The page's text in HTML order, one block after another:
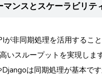
マンスとスケーラビリテ
が非同期処理を活用するこ
いスループットを実現します
Djangoは同期処理が基本で